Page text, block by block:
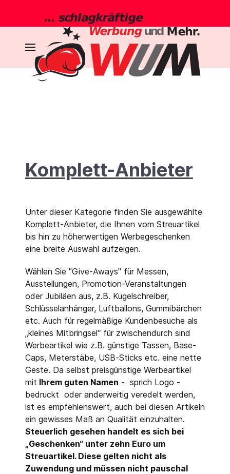
Komplett-Anbieter
Unter dieser Kategorie finden Sie ausgewählte
Komplett-Anbieter, die Ihnen vom Streuartikel
bis hin zu höherwertigen Werbegeschenken
eine breite Auswahl aufzeigen.
Wählen Sie "Give-Aways" für Messen,
Ausstellungen, Promotion-Veranstaltungen
oder Jubiläen aus, z.B. Kugelschreiber,
Schlüsselanhänger, Luftballons, Gummibärchen
etc. Auch für regelmäßige Kundenbesuche als
„kleines Mitbringsel“ für zwischendurch sind
Werbeartikel wie z.B. günstige Tassen, Base-
Caps, Meterstäbe, USB-Sticks etc. eine nette
Geste. Da selbst preisgünstige Werbeartikel
mit Ihrem guten Namen - sprich Logo -
bedruckt oder anderweitig veredelt werden,
ist es empfehlenswert, auch bei diesen Artikeln
ein gewisses Maß an Qualität einzuhalten.
Steuerlich gesehen handelt es sich bei
„Geschenken“ unter zehn Euro um
Streuartikel. Diese gelten nicht als
Zuwendung und müssen nicht pauschal